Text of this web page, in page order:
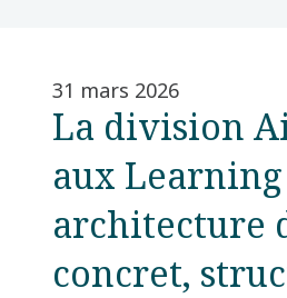
31 mars 2026
La division
aux
architecture
concret,